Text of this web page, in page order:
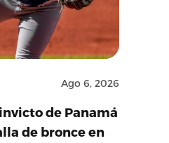
Ago 6, 2026
de Panamá
de bronce en